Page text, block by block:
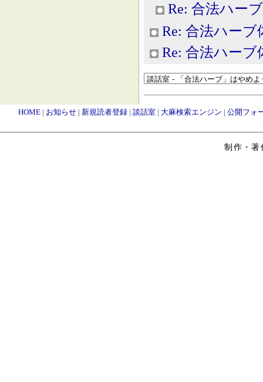
Re: 合法ハー
Re: 合法ハーブ
Re: 合法ハーブ
HOME | お知らせ | 新規読者登録 | 談話室 | 大麻検索エンジン | 公開フォ
制作・